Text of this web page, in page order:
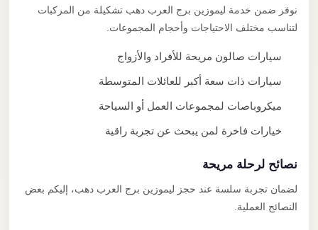
نوفر ضمن خدمة ليموزين برج العرب دهب تشكيلة من المركبات
لتناسب مختلف الاحتياجات وأحجام المجموعات.
سيارات صالون مريحة للأفراد والأزواج
سيارات ذات سعة أكبر للعائلات المتوسطة
ميكروباصات لمجموعات العمل أو السياحة
خيارات فاخرة لمن يبحث عن تجربة راقية
نصائح لرحلة مريحة
لضمان تجربة سلسة عند حجز ليموزين برج العرب دهب، إليكم بعض
النصائح العملية.